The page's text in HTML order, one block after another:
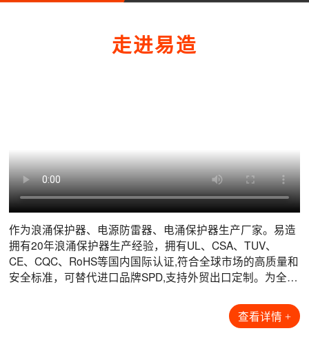
的关键载体，它不仅是数据存储中心，而且是数据流通中
心，信息化的核心场所，其复杂性和重要性不言而喻。机房
设备具有多样性和敏感性，瞬态过电压是导致电子系统故障
的根源之一，它们会在建筑物内扩散，并损坏敏感设备，如
服务器和存储架、安全系统、逆变器和空调设备，造成通讯
阻断等不可
查看详情 >
数据机房项目案例 【查看全部+】
机所在位置的高度及开阔的地形，导致了风机的雷击次数远
高于当地平均地闪密度下的雷击次数。风力发电机组内部集
成了大量的敏感电子电气元件，如果遭受雷击(特别是叶片和
发电机贵重部件遭受雷击)，除了损失修复期间的电费收入
外，还要负担受损部件拆装和维修的巨大费用，因此，预防
雷击危
查看详情 >
风力发电项目案例 【查看全部+】
电池以及相应的总线控制系统等构成。由于耦合面、系统构
造和室外特殊安装环境的原因，光伏系统面临着遭受雷击和
电涌电压的风险：1. 由于光伏阵列安装位置的暴露特性，雷
电直击风险较高；2. 浪涌过电压风险，会导致从组件到逆变
器再到整个系统的电气设备损坏或瘫痪。易造为光伏系统提
查看详情 >
光伏发电项目案例 【查看全部+】
可用性、雷击故障的可能性和后果，定义其防护等级为A
类，常用的起重机设备为钢材质，极易遭受直击雷导致设备
损坏。港口高压架空线路上遭受的直击雷会沿着供电线路，
通过变电所、箱变等供配电设施引入到岸桥，供电电源经港
区配电房引出，沿电缆沟敷设至每台岸桥底部，再经过电缆
拖动转盘引
查看详情 >
港口码头项目案例 【查看全部+】
走进易造
作为浪涌保护器、电源防雷器、电涌保护器生产厂家。易造
拥有20年浪涌保护器生产经验，拥有UL、CSA、TUV、
CE、CQC、RoHS等国内国际认证,符合全球市场的高质量和
安全标准，可替代进口品牌SPD,支持外贸出口定制。为全球
查看详情 +